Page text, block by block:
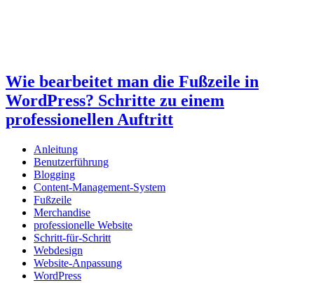
Wie bearbeitet man die Fußzeile in
WordPress? Schritte zu einem
professionellen Auftritt
Anleitung
Benutzerführung
Blogging
Content-Management-System
Fußzeile
Merchandise
professionelle Website
Schritt-für-Schritt
Webdesign
Website-Anpassung
WordPress